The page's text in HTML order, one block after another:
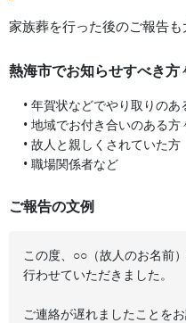
家族葬を行った後のご報告も
熱海市でお知らせすべき方
• 年賀状などでやり取りのあ
• 地域でお付き合いのある方
• 故人と親しくされていた方
• 職場関係者など
ご報告の文例
この度、○○（故人のお名前
行わせていただきました。
ご連絡が遅れましたことをお